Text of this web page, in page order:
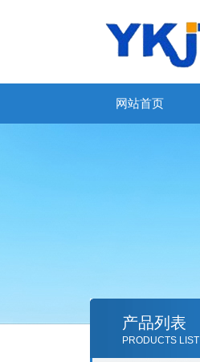
网站首页
产品列表
PRODUCTS LIST